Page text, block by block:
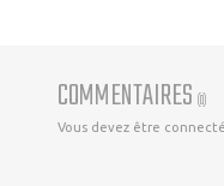
COMMENTAIRES (0)
Vous devez être